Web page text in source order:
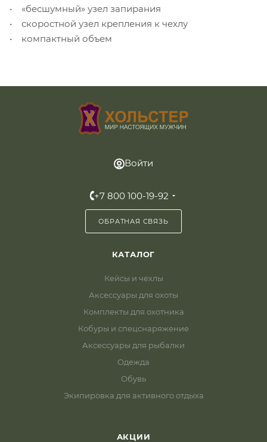
• «бесшумный» узел запирания
• скоростной узел крепления к чехлу
• компактный объем
Войти
+7 800 100-19-92
ОБРАТНАЯ СВЯЗЬ
КАТАЛОГ
Кейсы и чехлы
Аксессуары для охоты
Комплекты для охотника
Кобуры и спецснаряжение
Аксессуары для рыбалки
Одежда
Обувь
Экипировка для активного отдыха
АКЦИИ